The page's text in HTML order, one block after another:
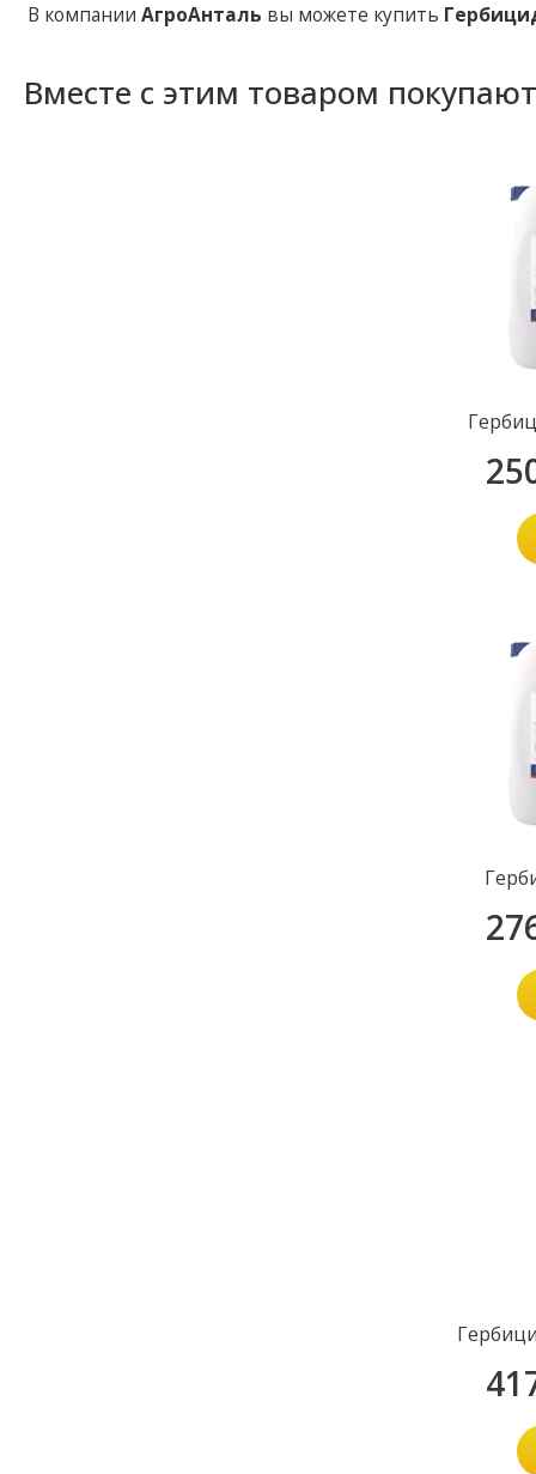
В компанииАгроАнталь вы можете купить
Вместе с этим товаром покупают